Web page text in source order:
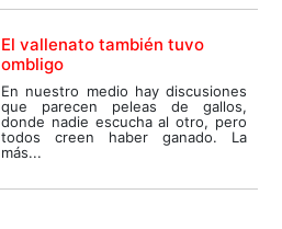
El vallenato también tuvo
ombligo
En nuestro medio hay discusiones
que parecen peleas de gallos,
donde nadie escucha al otro, pero
todos creen haber ganado. La
más...